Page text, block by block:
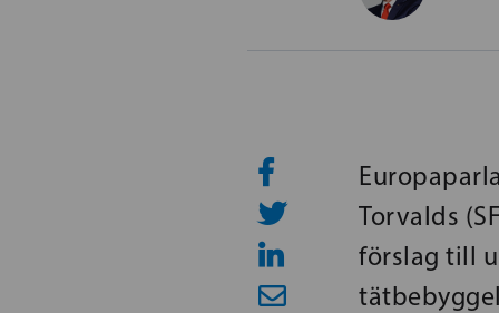
Torvalds
förslag till